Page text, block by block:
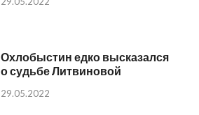
Охлобыстин едко высказался
о судьбе Литвиновой
29.05.2022